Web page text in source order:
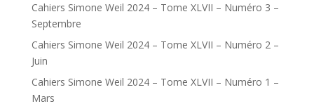
Cahiers Simone Weil 2024 – Tome XLVII – Numéro 3 –
Septembre
Cahiers Simone Weil 2024 – Tome XLVII – Numéro 2 –
Juin
Cahiers Simone Weil 2024 – Tome XLVII – Numéro 1 –
Mars